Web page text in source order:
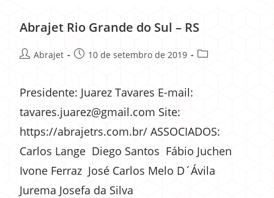
Abrajet Rio Grande do Sul – RS
Abrajet 10 de setembro de 2019
Presidente: Juarez Tavares E-mail:
tavares.juarez@gmail.com Site:
https://abrajetrs.com.br/ ASSOCIADOS:
Carlos Lange Diego Santos Fábio Juchen
Ivone Ferraz José Carlos Melo D´Ávila
Jurema Josefa da Silva